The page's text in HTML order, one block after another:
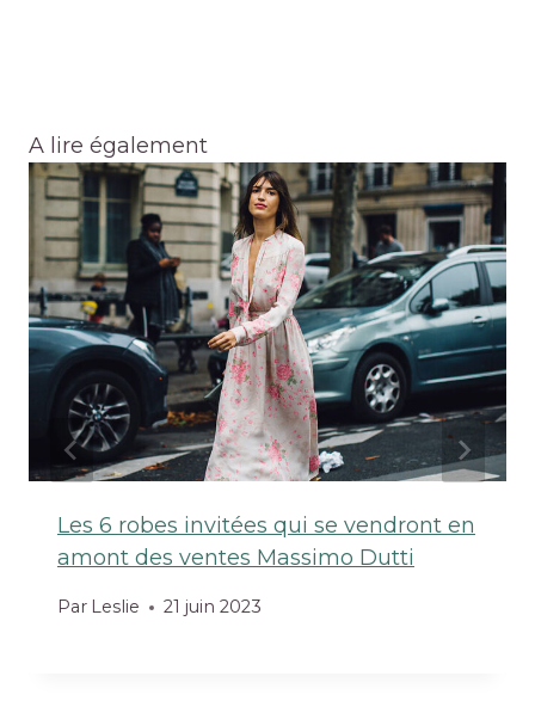
A lire également
Les 6 robes invitées qui se vendront en
amont des ventes Massimo Dutti
Par Leslie 21 juin 2023